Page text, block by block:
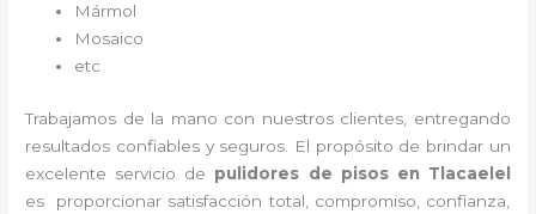
Mármol
Mosaico
etc
Trabajamos de la mano con nuestros clientes, entregando
resultados confiables y seguros. El propósito de brindar un
excelente servicio de pulidores de pisos en Tlacaelel
es proporcionar satisfacción total, compromiso, confianza,